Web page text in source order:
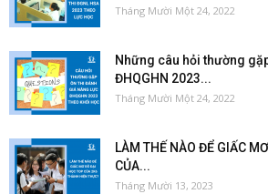
Tháng Mười Một 24, 2022
Những câu hỏi thường
ĐHQGHN 2023...
Tháng Mười Một 24, 2022
LÀM THẾ NÀO ĐỂ GIẤC
CỦA...
Tháng Mười 13, 2023